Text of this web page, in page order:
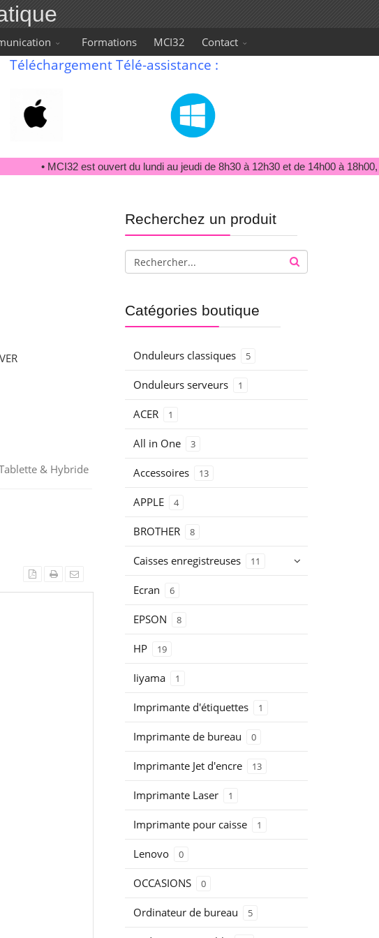
Formations MCI32 Contact
Téléchargement Télé-assistance :
• MCI32 est ouvert du lundi au jeudi de 8h30 à 12h30 et de 14h00 à 18h00,
& Hybride
Recherchez un produit
Catégories boutique
Onduleurs classiques 5
Onduleurs serveurs 1
ACER 1
All in One 3
Accessoires 13
APPLE 4
BROTHER 8
Caisses enregistreuses 11
Ecran 6
EPSON 8
HP 19
Iiyama 1
Imprimante d'étiquettes 1
Imprimante de bureau 0
Imprimante Jet d'encre 13
Imprimante Laser 1
Imprimante pour caisse 1
Lenovo 0
OCCASIONS 0
Ordinateur de bureau 5